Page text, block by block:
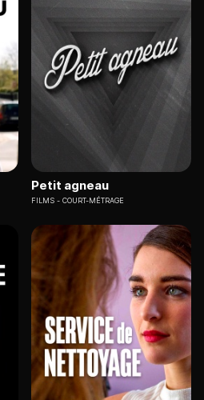
Petit agneau
FILMS COURT-MÉTRAGE